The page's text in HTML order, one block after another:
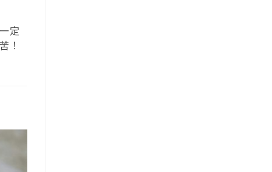
定
！